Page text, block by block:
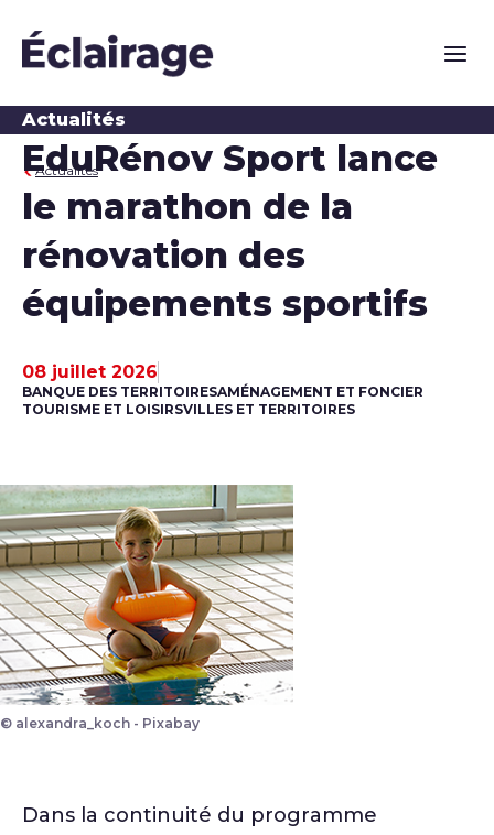
Actualités
Actualités
EduRénov Sport lance
le marathon de la
rénovation des
équipements sportifs
Date de publication
08 juillet 2026
BANQUE DES TERRITOIRESAMÉNAGEMENT ET FONCIER
TOURISME ET LOISIRSVILLES ET TERRITOIRES
© alexandra_koch - Pixabay
Dans la continuité du programme